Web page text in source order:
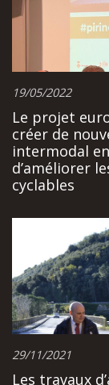
19/05/2022
Le projet
créer de
intermodal
d’améliorer
cyclables
29/11/2021
Les travaux